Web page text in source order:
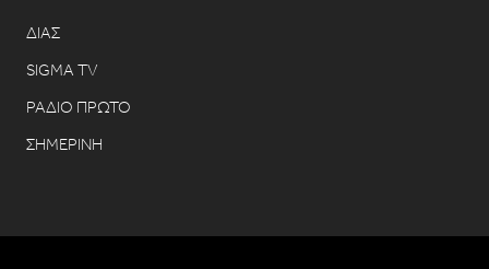
ΔΙΑΣ
SIGMA TV
ΡΑΔΙΟ ΠΡΩΤΟ
ΣΗΜΕΡΙΝΗ